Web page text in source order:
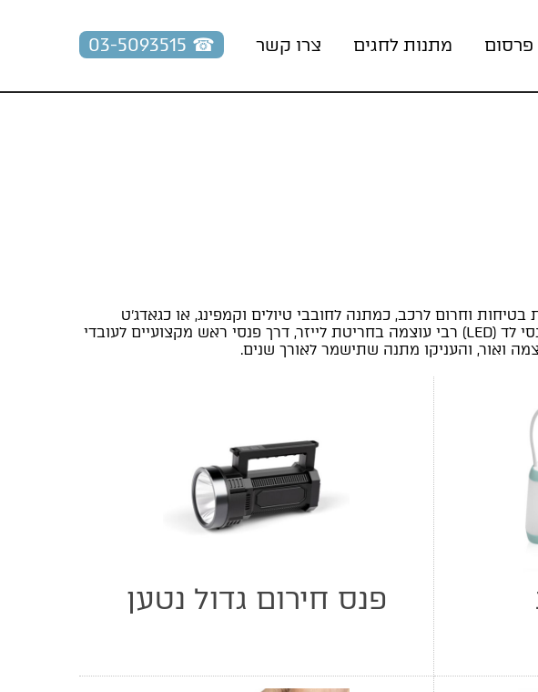
פרסום מתנות לחגים צרו קשר ☎︎ 03-5093515
וחרום לרכב, כמתנה לחובבי טיולים וקמפינג, או כגאדג'ט
שימושי לבית - פנס איכותי תמיד מתקבל בברכה. אנו מציעים מגוון פתרונות תאורה למיתוג: מפנסי לד (LED) רבי עוצמה בחריטת לייזר, דרך פנסי ראש מקצועיים לעובדי
ואור, והעניקו מתנה שתישמר לאורך שנים.
פנס חירום גדול נטען